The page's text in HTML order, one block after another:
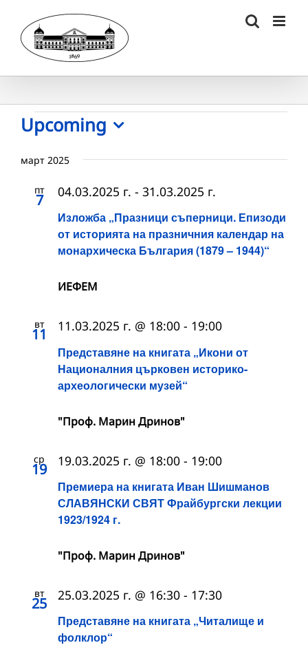
content
Събития
Upcoming
date.
март 2025
пт
7
Изложба „Празници съперници. Епизоди
от историята на празничния календар на
монархическа България (1879 – 1944)“
04.03.2025 г. - 31.03.2025 г.
ИЕФЕМ
вт
11
Представяне на книгата „Икони от
Националния църковен историко-
археологически музей“
11.03.2025 г. @ 18:00 - 19:00
"Проф. Марин Дринов"
ср
19
Премиера на книгата Иван Шишманов
СЛАВЯНСКИ СВЯТ Фрайбургски лекции
1923/1924 г.
19.03.2025 г. @ 18:00 - 19:00
"Проф. Марин Дринов"
вт
25
Представяне на книгата „Читалище и
фолклор“
25.03.2025 г. @ 16:30 - 17:30